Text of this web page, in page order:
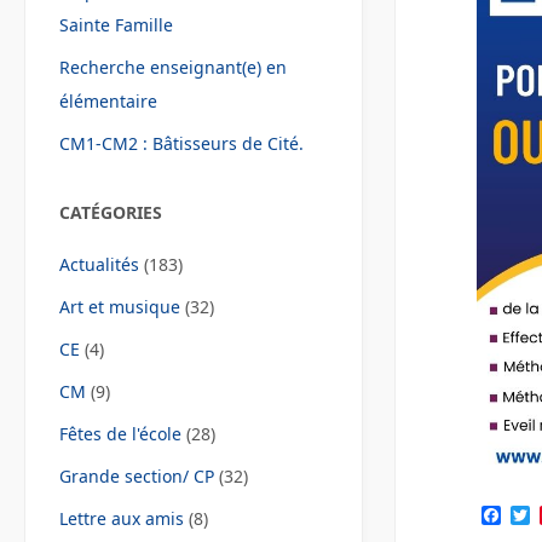
F
a
Sainte Famille
Recherche enseignant(e) en
élémentaire
CM1-CM2 : Bâtisseurs de Cité.
CATÉGORIES
Actualités (183)
Art et musique (32)
CE (4)
CM (9)
Fêtes de l'école (28)
Grande section/ CP (32)
Lettre aux amis (8)